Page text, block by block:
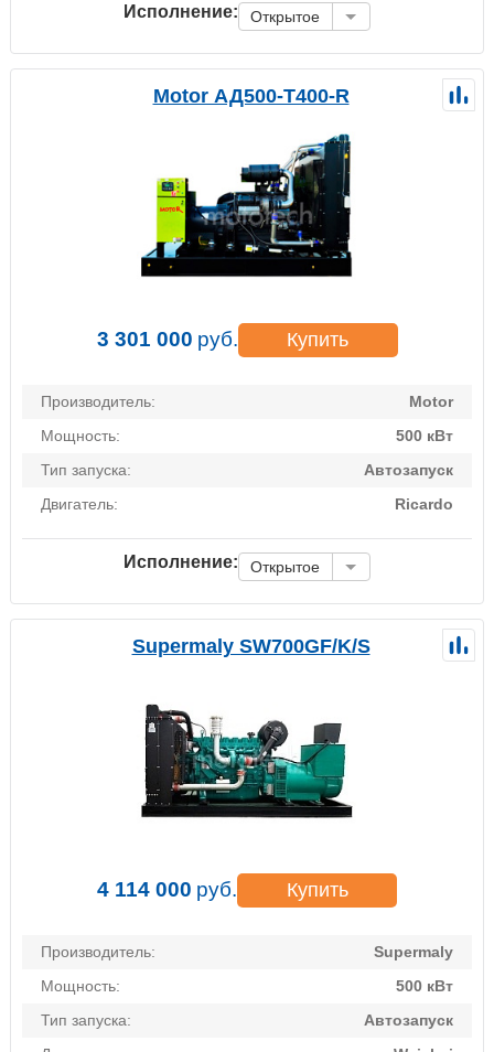
Исполнение: Открытое
Motor АД500-Т400-R
3 301 000 руб. Купить
Производитель:
Motor
Мощность:
500 кВт
Тип запуска:
Автозапуск
Двигатель:
Ricardo
Исполнение: Открытое
Supermaly SW700GF/K/S
4 114 000 руб. Купить
Производитель:
Supermaly
Мощность:
500 кВт
Тип запуска:
Автозапуск